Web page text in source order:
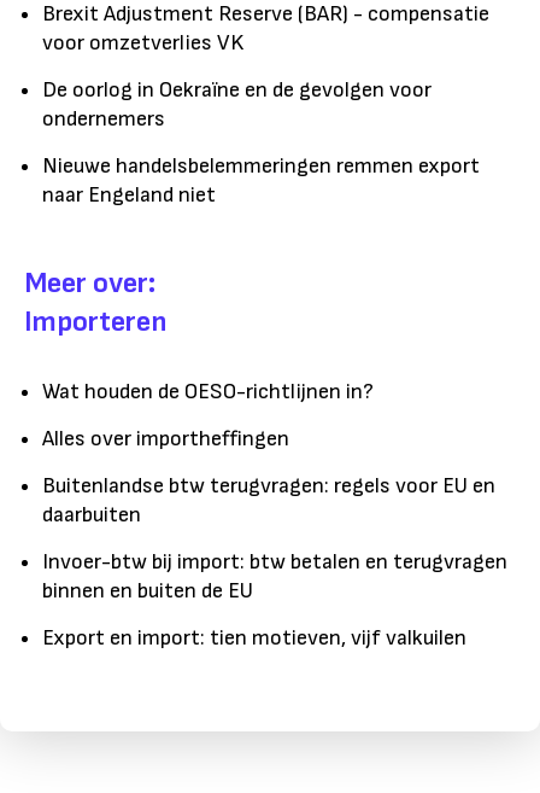
Brexit Adjustment Reserve (BAR) - compensatie
voor omzetverlies VK
De oorlog in Oekraïne en de gevolgen voor
ondernemers
Nieuwe handelsbelemmeringen remmen export
naar Engeland niet
Meer over:
Importeren
Wat houden de OESO-richtlijnen in?
Alles over importheffingen
Buitenlandse btw terugvragen: regels voor EU en
daarbuiten
Invoer-btw bij import: btw betalen en terugvragen
binnen en buiten de EU
Export en import: tien motieven, vijf valkuilen